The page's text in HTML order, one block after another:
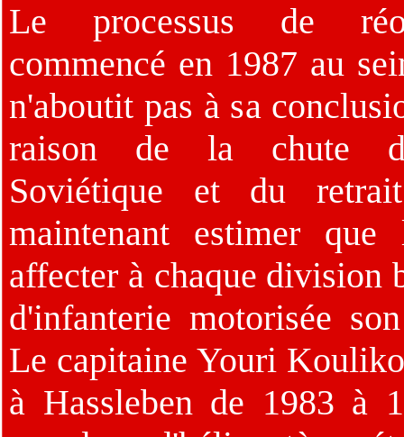
Le processus de
commencé en 1987 au
n'aboutit pas à sa
raison de la chute
Soviétique et du
maintenant estimer
affecter à chaque division
d'infanterie motorisée
Le capitaine Youri
à Hassleben de 1983 à